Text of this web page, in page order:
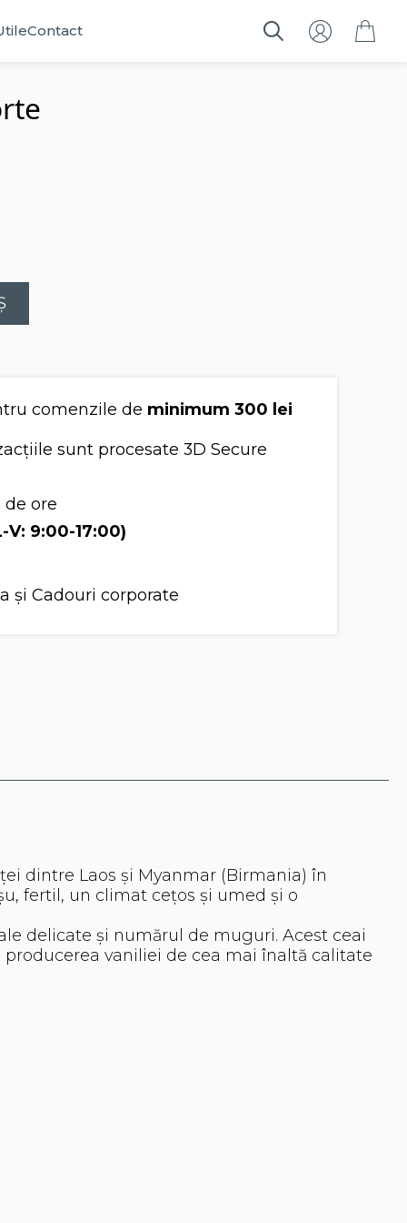
Contact
comenzile de minimum 300 lei
sunt procesate 3D Secure
de ore
V: 9:00-17:00)
și Cadouri corporate
dintre Laos și Myanmar (Birmania) în
fertil, un climat cețos și umed și o
anului.
delicate și numărul de muguri. Acest ceai
vaniliei de cea mai înaltă calitate